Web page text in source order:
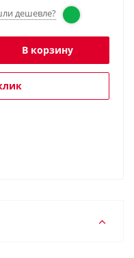
дешевле?
В корзину